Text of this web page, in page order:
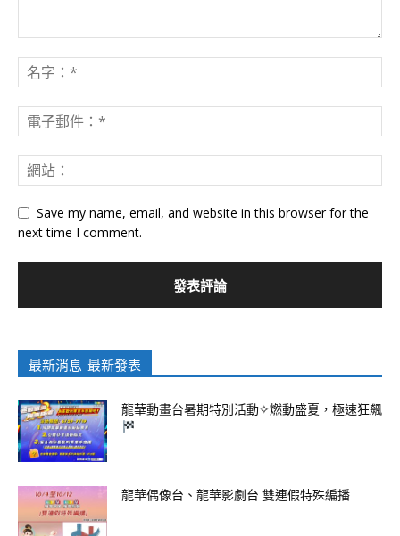
Save my name, email, and website in this browser for the
next time I comment.
最新消息-最新發表
龍華動畫台暑期特別活動✧燃動盛夏，極速狂飆
龍華偶像台、龍華影劇台 雙連假特殊編播